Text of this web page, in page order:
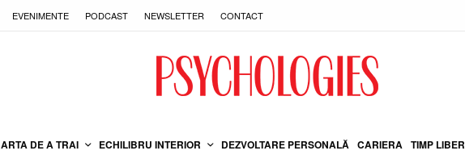
EVENIMENTE PODCAST NEWSLETTER CONTACT
ARTA DE A TRAI ECHILIBRU INTERIOR DEZVOLTARE PERSONALĂ CARIERA TIMP LIBER